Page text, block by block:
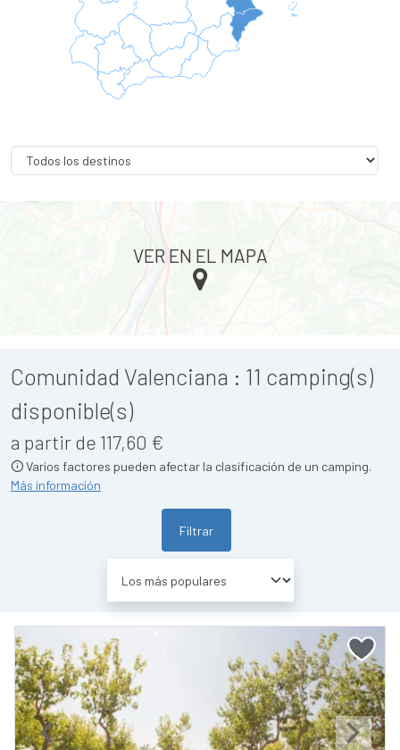
Comunidad Valenciana : 11 camping(s)
disponible(s)
a partir de 117,60 €
Varios factores pueden afectar la clasificación de un camping.
Más información
Filtrar
VER EN EL MAPA